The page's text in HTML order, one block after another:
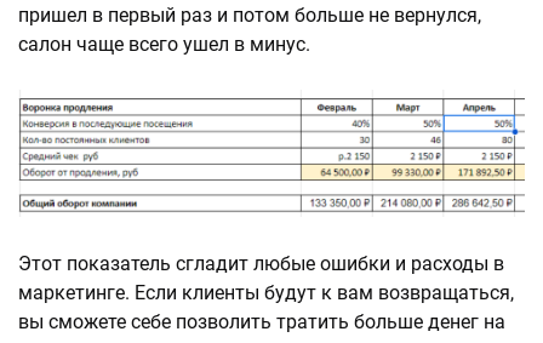
пришел в первый раз и потом больше не вернулся,
салон чаще всего ушел в минус.
Этот показатель сгладит любые ошибки и расходы в
маркетинге. Если клиенты будут к вам возвращаться,
вы сможете себе позволить тратить больше денег на